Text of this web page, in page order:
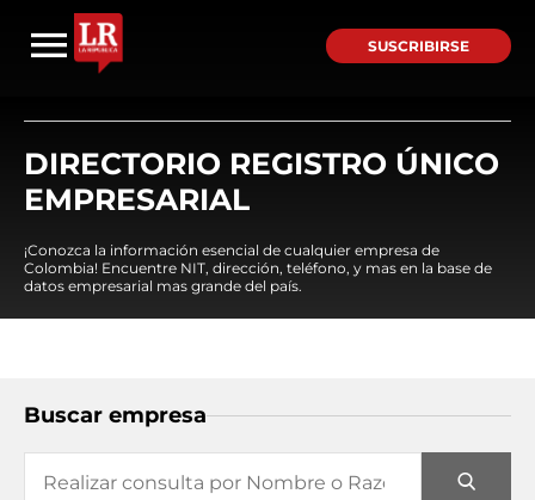
SUSCRIBIRSE
DIRECTORIO REGISTRO ÚNICO
EMPRESARIAL
¡Conozca la información esencial de cualquier empresa de
Colombia! Encuentre NIT, dirección, teléfono, y mas en la base de
datos empresarial mas grande del país.
Buscar empresa